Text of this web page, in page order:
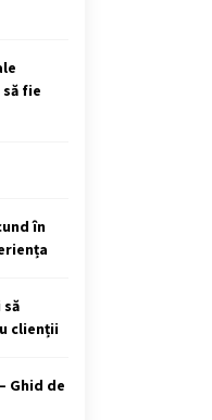
fie
în
clienții
Ghid de